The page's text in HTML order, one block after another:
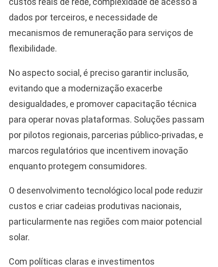
dados por terceiros, e necessidade de
mecanismos de remuneração para serviços de
flexibilidade.
No aspecto social, é preciso garantir inclusão,
evitando que a modernização exacerbe
desigualdades, e promover capacitação técnica
para operar novas plataformas. Soluções passam
por pilotos regionais, parcerias público-privadas, e
marcos regulatórios que incentivem inovação
enquanto protegem consumidores.
O desenvolvimento tecnológico local pode reduzir
custos e criar cadeias produtivas nacionais,
particularmente nas regiões com maior potencial
solar.
Com políticas claras e investimentos